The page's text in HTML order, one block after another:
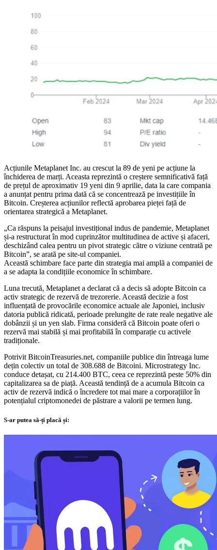
Acțiunile Metaplanet Inc. au crescut la 89 de yeni pe acțiune la
închiderea de marți. Aceasta reprezintă o creștere semnificativă față
de prețul de aproximativ 19 yeni din 9 aprilie, data la care compania
a anunțat pentru prima dată că se concentrează pe investițiile în
Bitcoin. Creșterea acțiunilor reflectă aprobarea pieței față de
orientarea strategică a Metaplanet.
„Ca răspuns la peisajul investițional indus de pandemie, Metaplanet
și-a restructurat în mod cuprinzător multitudinea de active și afaceri,
deschizând calea pentru un pivot strategic către o viziune centrată pe
Bitcoin”, se arată pe site-ul companiei.
Această schimbare face parte din strategia mai amplă a companiei de
a se adapta la condițiile economice în schimbare.
Luna trecută, Metaplanet a declarat că a decis să adopte Bitcoin ca
activ strategic de rezervă de trezorerie. Această decizie a fost
influențată de provocările economice actuale ale Japoniei, inclusiv
datoria publică ridicată, perioade prelungite de rate reale negative ale
dobânzii și un yen slab. Firma consideră că Bitcoin poate oferi o
rezervă mai stabilă și mai profitabilă în comparație cu activele
tradiționale.
Potrivit BitcoinTreasuries.net, companiile publice din întreaga lume
dețin colectiv un total de 308.688 de Bitcoini. Microstrategy Inc.
conduce detașat, cu 214.400 BTC, ceea ce reprezintă peste 50% din
capitalizarea sa de piață. Această tendință de a acumula Bitcoin ca
activ de rezervă indică o încredere tot mai mare a corporațiilor în
potențialul criptomonedei de păstrare a valorii pe termen lung.
S-ar putea să-ți placă și: